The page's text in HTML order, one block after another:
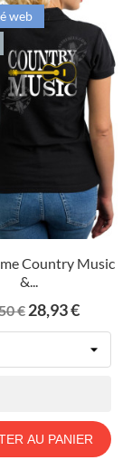
Country Music
&...
€ Prix
28,93 €
AU PANIER
web